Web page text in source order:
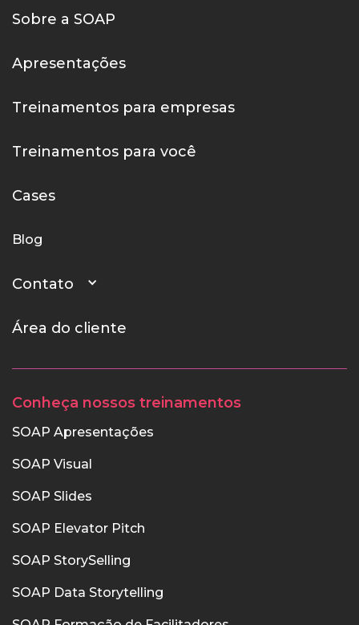
Sobre a SOAP
Apresentações
Treinamentos para empresas
Treinamentos para você
Cases
Blog
Contato
Área do cliente
Conheça nossos treinamentos
SOAP Apresentações
SOAP Visual
SOAP Slides
SOAP Elevator Pitch
SOAP StorySelling
SOAP Data Storytelling